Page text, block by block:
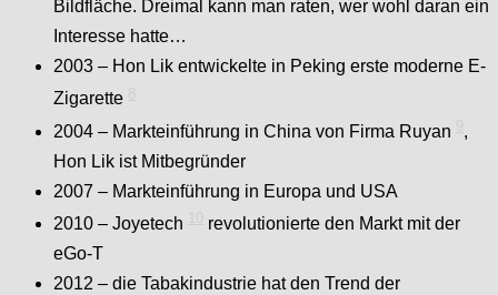
Bildfläche. Dreimal kann man raten, wer wohl daran ein
Interesse hatte…
2003 – Hon Lik entwickelte in Peking erste moderne E-
Zigarette
2004 – Markteinführung in China von Firma Ruyan
,
Hon Lik ist Mitbegründer
2007 – Markteinführung in Europa und USA
2010 – Joyetech
revolutionierte den Markt mit der
eGo-T
2012 – die Tabakindustrie hat den Trend der